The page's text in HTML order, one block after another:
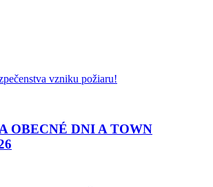
vzniku požiaru!
OBECNÉ DNI A TOWN